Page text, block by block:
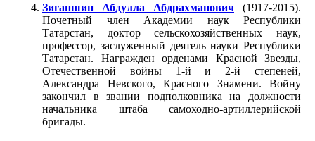
Зиганшин Абдулла Абдрахманович (1917-2015).
Почетный член Академии наук Республики
Татарстан, доктор сельскохозяйственных наук,
профессор, заслуженный деятель науки Республики
Татарстан. Награжден орденами Красной Звезды,
Отечественной войны 1-й и 2-й степеней,
Александра Невского, Красного Знамени. Войну
закончил в звании подполковника на должности
начальника штаба самоходно-артиллерийской
бригады.